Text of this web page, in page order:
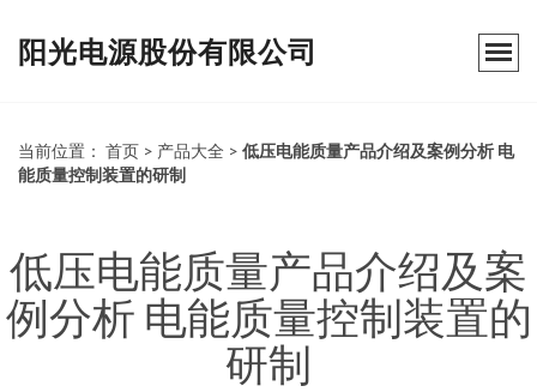
阳光电源股份有限公司
当前位置： 首页 > 产品大全 > 低压电能质量产品介绍及案例分析 电
能质量控制装置的研制
低压电能质量产品介绍及案
例分析 电能质量控制装置的
研制